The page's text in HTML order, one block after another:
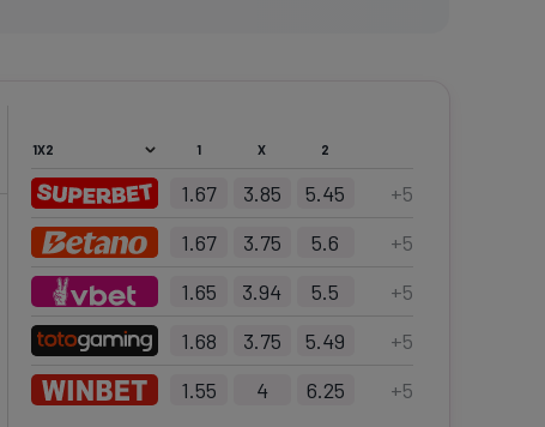
1 X 2
1.67 3.85 5.45 +5
1.67
3.75 5.6 +5
1.65
3.94 5.5 +5
1.68
3.75 5.49 +5
1.55
4 6.25 +5